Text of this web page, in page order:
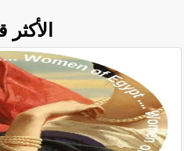
الأكثر